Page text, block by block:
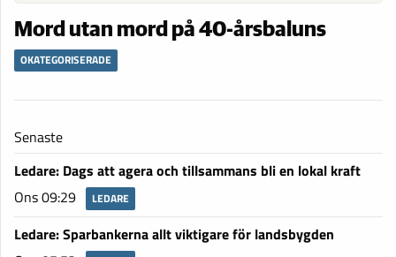
Mord utan mord på 40-årsbaluns
OKATEGORISERADE
Senaste
Ledare: Dags att agera och tillsammans bli en lokal kraft
Ons 09:29
LEDARE
Ledare: Sparbankerna allt viktigare för landsbygden